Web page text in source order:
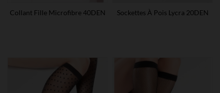
Collant Fille Microfibre 40DEN Sockettes À Pois Lycra 20DEN